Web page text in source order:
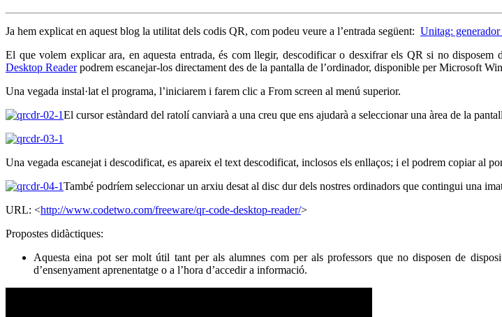
Ja hem explicat en aquest blog la utilitat dels codis QR, com podeu veure a l’entrada següent: Unitag:
El que volem explicar ara, en aquesta entrada, és com llegir, descodificar o desxifrar els QR si no
Desktop Readerpodrem escanejar-los directament des de la pantalla de l’ordinador, disponible per Microsoft
Una vegada instal·lat el programa, l’iniciarem i farem clic a From screen al menú superior.
El cursor estàndard del ratolí canviarà a una creu que ens ajudarà a seleccionar una àrea de la
Una vegada escanejat i descodificat, es apareix el text descodificat, inclosos els enllaços; i el podrem copiar al
També podríem seleccionar un arxiu desat al disc dur dels nostres ordinadors que contingui una
URL: <http://www.codetwo.com/freeware/qr-code-desktop-reader/>
Propostes didàctiques:
Aquesta eina pot ser molt útil tant per als alumnes com per als professors que no disposen de
d’ensenyament aprenentatge o a l’hora d’accedir a informació.